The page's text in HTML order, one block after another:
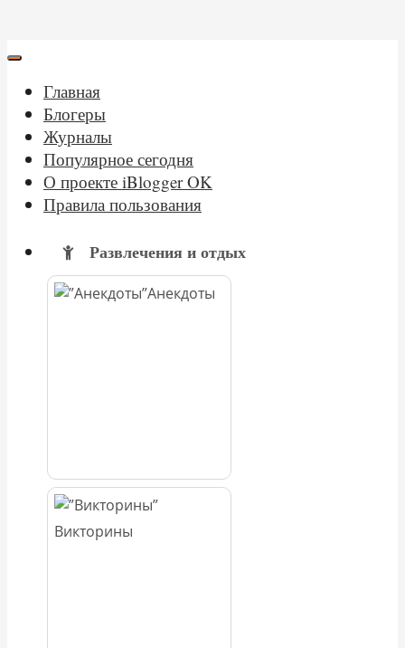
Главная
Блогеры
Журналы
Популярное сегодня
О проекте iBlogger OK
Правила пользования
Развлечения и отдых
Анекдоты
Викторины